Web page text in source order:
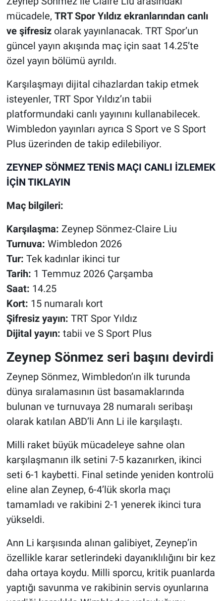
mücadele, TRT Spor Yıldız ekranlarından canlı
ve şifresizolarak yayınlanacak. TRT Spor’un
güncel yayın akışında maç için saat 14.25’te
özel yayın bölümü ayrıldı.
Karşılaşmayı dijital cihazlardan takip etmek
isteyenler, TRT Spor Yıldız’ın tabii
platformundaki canlı yayınını kullanabilecek.
Wimbledon yayınları ayrıca S Sport ve S Sport
Plus üzerinden de takip edilebiliyor.
ZEYNEP SÖNMEZ TENİS MAÇI CANLI İZLEMEK
İÇİN TIKLAYIN
Maç bilgileri:
Karşılaşma: Zeynep Sönmez-Claire Liu
Turnuva: Wimbledon 2026
Tur: Tek kadınlar ikinci tur
Tarih: 1 Temmuz 2026 Çarşamba
Saat: 14.25
Kort: 15 numaralı kort
Şifresiz yayın: TRT Spor Yıldız
Dijital yayın: tabii ve S Sport Plus
Zeynep Sönmez seri başını devirdi
Zeynep Sönmez, Wimbledon’ın ilk turunda
dünya sıralamasının üst basamaklarında
bulunan ve turnuvaya 28 numaralı seribaşı
olarak katılan ABD’li Ann Li ile karşılaştı.
Milli raket büyük mücadeleye sahne olan
karşılaşmanın ilk setini 7-5 kazanırken, ikinci
seti 6-1 kaybetti. Final setinde yeniden kontrolü
eline alan Zeynep, 6-4’lük skorla maçı
tamamladı ve rakibini 2-1 yenerek ikinci tura
yükseldi.
Ann Li karşısında alınan galibiyet, Zeynep’in
özellikle karar setlerindeki dayanıklılığını bir kez
daha ortaya koydu. Milli sporcu, kritik puanlarda
yaptığı savunma ve rakibinin servis oyunlarına